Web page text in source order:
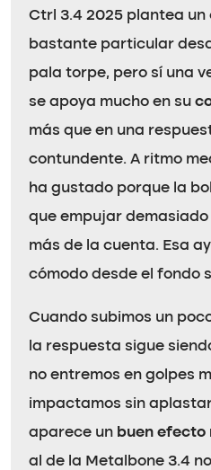
Ctrl 3.4 2025 plantea
bastante particular
pala torpe, pero sí una
se apoya mucho en su
más que en una
contundente. A ritmo
ha gustado porque la
que empujar
más de la cuenta. Esa
cómodo desde el fondo
Cuando subimos un
la respuesta sigue
no entremos en golpes
impactamos sin
aparece un buen efecto
al de la Metalbone 3.4